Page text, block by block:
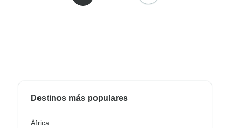
Destinos más populares
África